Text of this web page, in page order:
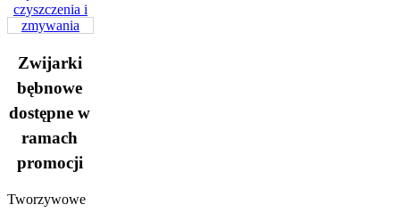
Zwijarki
bębnowe
dostępne w
ramach
promocji
Tworzywowe